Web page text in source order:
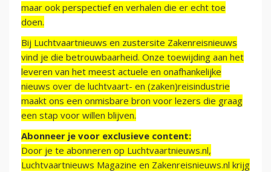
maar ook perspectief en verhalen die er echt toe
doen.
Bij Luchtvaartnieuws en zustersite Zakenreisnieuws
vind je die betrouwbaarheid. Onze toewijding aan het
leveren van het meest actuele en onafhankelijke
nieuws over de luchtvaart- en (zaken)reisindustrie
maakt ons een onmisbare bron voor lezers die graag
een stap voor willen blijven.
Abonneer je voor exclusieve content:
Door je te abonneren op Luchtvaartnieuws.nl,
Luchtvaartnieuws Magazine en Zakenreisnieuws.nl krijg